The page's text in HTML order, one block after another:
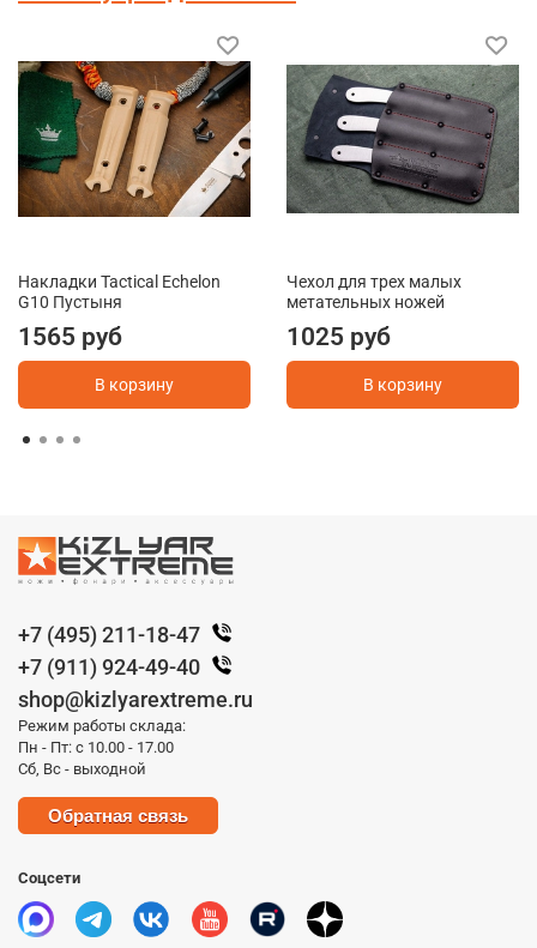
Накладки Tactical Echelon
G10 Пустыня
1565 руб
В корзину
Чехол для трех малых
метательных ножей
1025 руб
В корзину
+7 (495) 211-18-47
+7 (911) 924-49-40
shop@kizlyarextreme.ru
Режим работы склада:
Пн - Пт: с 10.00 - 17.00
Сб, Вс - выходной
Обратная связь
Соцсети